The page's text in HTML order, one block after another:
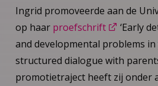
Ingrid promoveerde aan de
op haar proefschrift
‘Early
and developmental problems
structured dialogue with
promotietraject heeft zij onder